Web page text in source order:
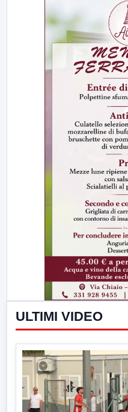
ULTIMI VIDEO